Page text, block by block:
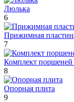
Люлька
6
Прижимная
7
Комплект
8
Опорная плита
9